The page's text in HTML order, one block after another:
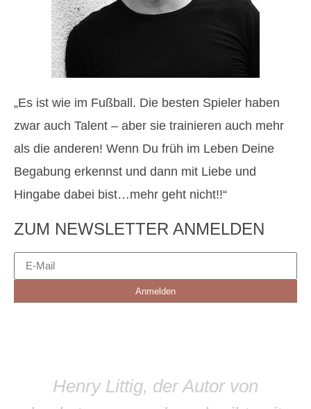
„Es ist wie im Fußball. Die besten Spieler haben
zwar auch Talent – aber sie trainieren auch mehr
als die anderen! Wenn Du früh im Leben Deine
Begabung erkennst und dann mit Liebe und
Hingabe dabei bist…mehr geht nicht!!“
ZUM NEWSLETTER ANMELDEN
Anmelden
Henry Littig, der Autor von